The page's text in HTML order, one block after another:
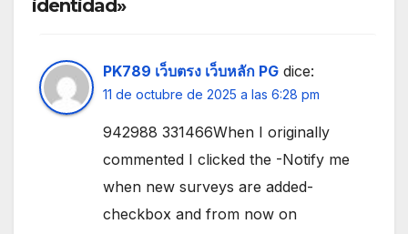
identidad»
PK789 เว็บตรง เว็บหลัก PG dice:
11 de octubre de 2025 a las 6:28 pm
942988 331466When I originally
commented I clicked the -Notify me
when new surveys are added-
checkbox and from now on